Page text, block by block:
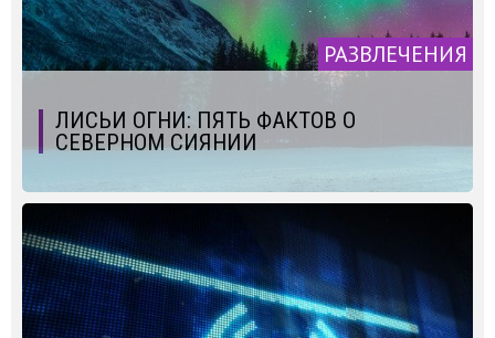
РАЗВЛЕЧЕНИЯ
ЛИСЬИ ОГНИ: ПЯТЬ ФАКТОВ О
СЕВЕРНОМ СИЯНИИ